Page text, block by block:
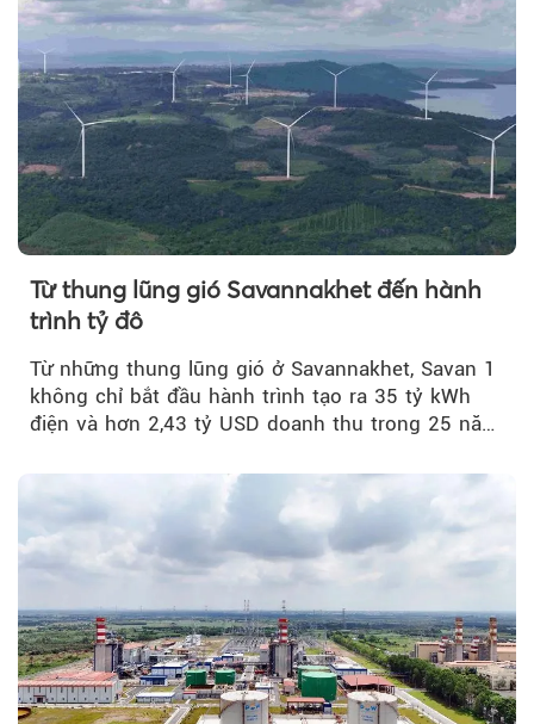
Từ thung lũng gió Savannakhet đến hành
trình tỷ đô
Từ những thung lũng gió ở Savannakhet, Savan 1
không chỉ bắt đầu hành trình tạo ra 35 tỷ kWh
điện và hơn 2,43 tỷ USD doanh thu trong 25 năm